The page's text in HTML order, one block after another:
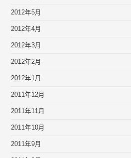
2012年5月
2012年4月
2012年3月
2012年2月
2012年1月
2011年12月
2011年11月
2011年10月
2011年9月